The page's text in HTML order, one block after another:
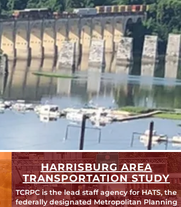
HARRISBURG AREA
TRANSPORTATION STUDY
TCRPC is the lead staff agency for HATS, the
federally designated Metropolitan Planning